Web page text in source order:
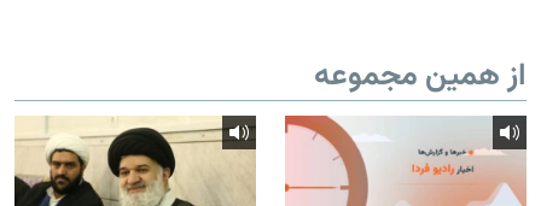
از همین مجموعه